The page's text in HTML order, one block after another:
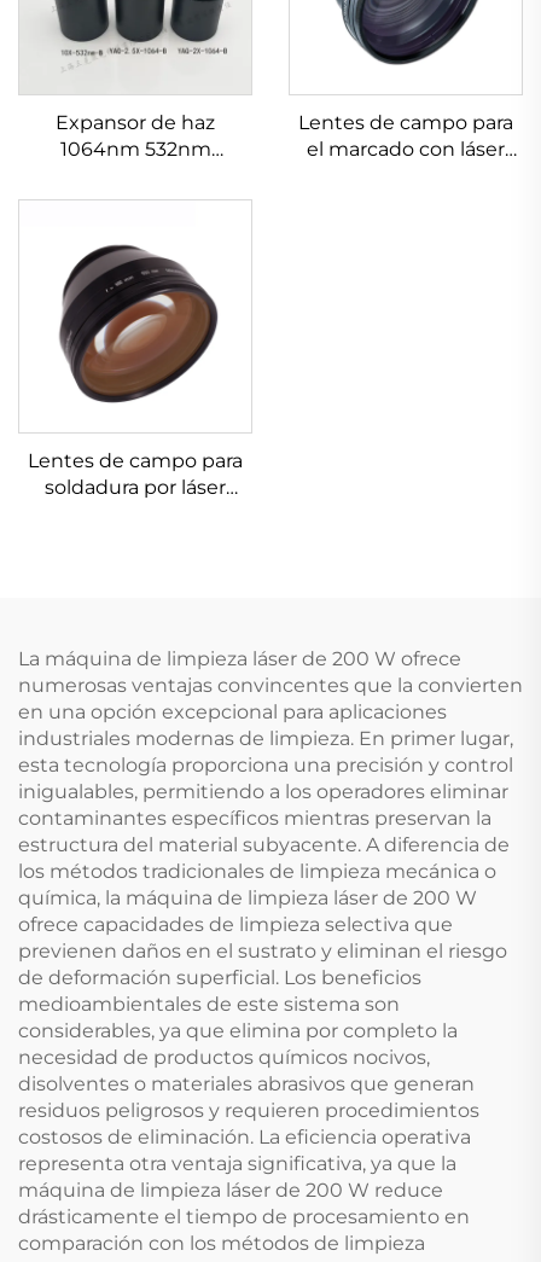
Expansor de haz
1064nm 532nm
Lentes de campo para
el marcado con láser
Lentes de campo para
soldadura por láser
La máquina de limpieza láser de 200 W ofrece
numerosas ventajas convincentes que la convierten
en una opción excepcional para aplicaciones
industriales modernas de limpieza. En primer lugar,
esta tecnología proporciona una precisión y control
inigualables, permitiendo a los operadores eliminar
contaminantes específicos mientras preservan la
estructura del material subyacente. A diferencia de
los métodos tradicionales de limpieza mecánica o
química, la máquina de limpieza láser de 200 W
ofrece capacidades de limpieza selectiva que
previenen daños en el sustrato y eliminan el riesgo
de deformación superficial. Los beneficios
medioambientales de este sistema son
considerables, ya que elimina por completo la
necesidad de productos químicos nocivos,
disolventes o materiales abrasivos que generan
residuos peligrosos y requieren procedimientos
costosos de eliminación. La eficiencia operativa
representa otra ventaja significativa, ya que la
máquina de limpieza láser de 200 W reduce
drásticamente el tiempo de procesamiento en
comparación con los métodos de limpieza